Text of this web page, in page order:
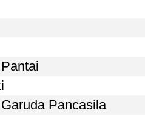
Pancasila